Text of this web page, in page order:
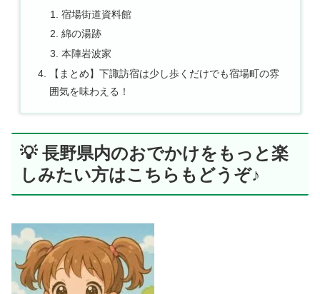
宿場街道資料館
綿の湯跡
本陣岩波家
【まとめ】下諏訪宿は少し歩くだけでも宿場町の雰
囲気を味わえる！
💡 長野県内のおでかけをもっと楽
しみたい方はこちらもどうぞ♪